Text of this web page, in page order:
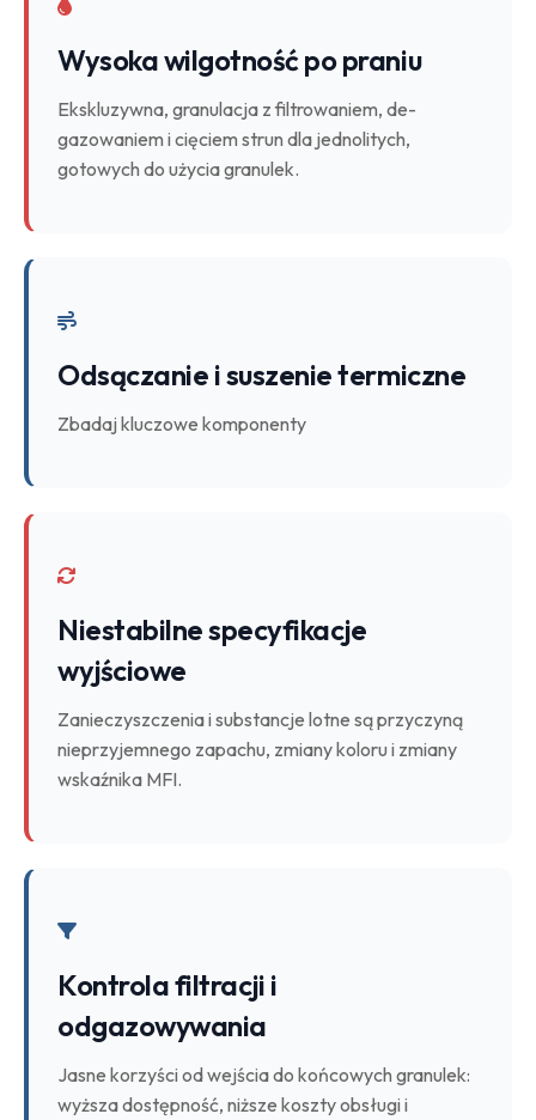
Wysoka wilgotność po praniu
Ekskluzywna, granulacja z filtrowaniem, de-
gazowaniem i cięciem strun dla jednolitych,
gotowych do użycia granulek.
Odsączanie i suszenie termiczne
Zbadaj kluczowe komponenty
Niestabilne specyfikacje
wyjściowe
Zanieczyszczenia i substancje lotne są przyczyną
nieprzyjemnego zapachu, zmiany koloru i zmiany
wskaźnika MFI.
Kontrola filtracji i
odgazowywania
Jasne korzyści od wejścia do końcowych granulek:
wyższa dostępność, niższe koszty obsługi i